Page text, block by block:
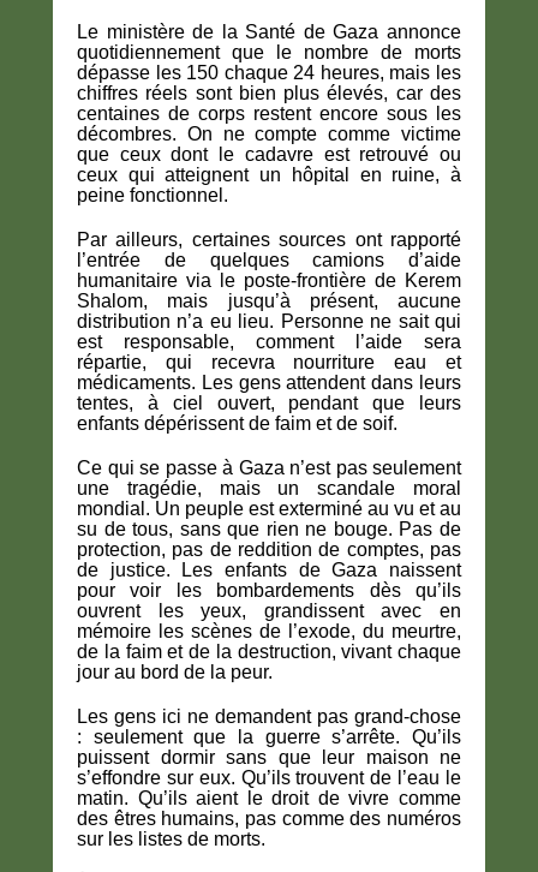
Le ministère de la Santé de Gaza annonce
quotidiennement que le nombre de morts
dépasse les 150 chaque 24 heures, mais les
chiffres réels sont bien plus élevés, car des
centaines de corps restent encore sous les
décombres. On ne compte comme victime
que ceux dont le cadavre est retrouvé ou
ceux qui atteignent un hôpital en ruine, à
peine fonctionnel.
Par ailleurs, certaines sources ont rapporté
l’entrée de quelques camions d’aide
humanitaire via le poste-frontière de Kerem
Shalom, mais jusqu’à présent, aucune
distribution n’a eu lieu. Personne ne sait qui
est responsable, comment l’aide sera
répartie, qui recevra nourriture eau et
médicaments. Les gens attendent dans leurs
tentes, à ciel ouvert, pendant que leurs
enfants dépérissent de faim et de soif.
Ce qui se passe à Gaza n’est pas seulement
une tragédie, mais un scandale moral
mondial. Un peuple est exterminé au vu et au
su de tous, sans que rien ne bouge. Pas de
protection, pas de reddition de comptes, pas
de justice. Les enfants de Gaza naissent
pour voir les bombardements dès qu’ils
ouvrent les yeux, grandissent avec en
mémoire les scènes de l’exode, du meurtre,
de la faim et de la destruction, vivant chaque
jour au bord de la peur.
Les gens ici ne demandent pas grand-chose
: seulement que la guerre s’arrête. Qu’ils
puissent dormir sans que leur maison ne
s’effondre sur eux. Qu’ils trouvent de l’eau le
matin. Qu’ils aient le droit de vivre comme
des êtres humains, pas comme des numéros
sur les listes de morts.